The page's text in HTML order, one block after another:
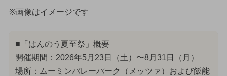
※画像はイメージです
■「はんのう夏至祭」概要
開催期間：2026年5月23日（土）〜8月31日（月）
場所：ムーミンバレーパーク（メッツァ）および飯能